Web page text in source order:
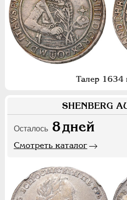
Талер 1634
SHENBERG
Осталось 8дней
Смотреть каталог